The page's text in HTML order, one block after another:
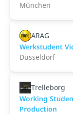
München
ARAG
Werkstudent
Düsseldorf
Trelleborg
Working
Production